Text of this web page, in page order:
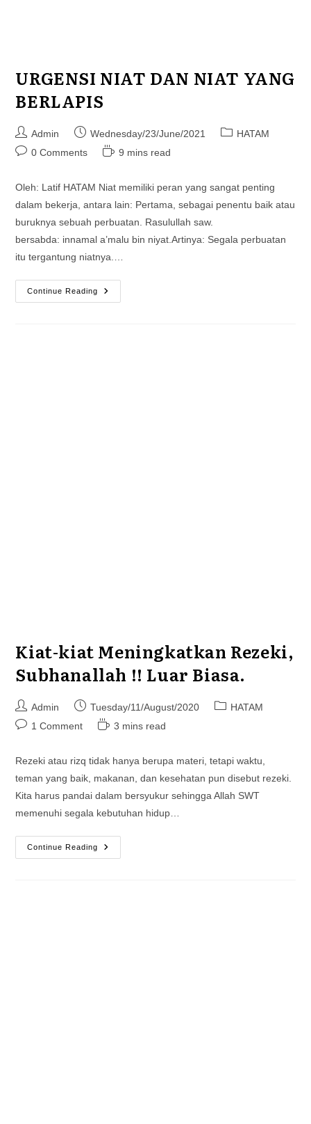
URGENSI NIAT DAN NIAT YANG
BERLAPIS
Post
author:
Admin
Post
published:
Wednesday/23/June/2021
PostHATAM
Post0 Comments
Reading
9 mins read
Oleh: Latif HATAM Niat memiliki peran yang sangat penting
dalam bekerja, antara lain: Pertama, sebagai penentu baik atau
buruknya sebuah perbuatan. Rasulullah saw.
bersabda: innamal a’malu bin niyat.Artinya: Segala perbuatan
itu tergantung niatnya.…
Continue Reading
URGENSI
NIAT
Kiat-kiat Meningkatkan Rezeki,
Subhanallah !! Luar Biasa.
Post
author:
Admin
Post
published:
Tuesday/11/August/2020
PostHATAM
Post1 Comment
Reading
3 mins read
Rezeki atau rizq tidak hanya berupa materi, tetapi waktu,
teman yang baik, makanan, dan kesehatan pun disebut rezeki.
Kita harus pandai dalam bersyukur sehingga Allah SWT
memenuhi segala kebutuhan hidup…
Continue Reading
Kiat-
Kiat